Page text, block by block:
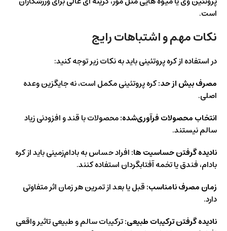
است.
نکات مهم و اشتباهات رایج
در استفاده از کره پروتئینی باید به نکات زیر توجه کنید:
مصرف بیش از حد:کره پروتئینی مکمل است، نه جایگزین وعده
اصلی.
انتخاب محصولات فرآوری‌شده:محصولات با قند و افزودنی زیاد
سالم نیستند.
نادیده گرفتن حساسیت‌ ها:افراد حساس به بادام‌زمینی باید از کره
بادام، فندق یا تخمه آفتابگردان استفاده کنند.
زمان مصرف نامناسب:قبل یا بعد از تمرین هر زمان اثر متفاوتی
دارد.
نادیده گرفتن ترکیبات طبیعی:ترکیبات سالم و طبیعی تاثیر واقعی